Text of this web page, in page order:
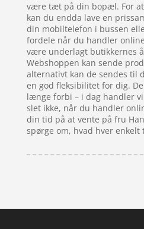
være tæt på din bopæl. For
kan du endda lave en
din mobiltelefon i bussen
fordele når du handler
være underlagt butikkernes
Webshoppen kan sende
alternativt kan de sendes til
en god fleksibilitet for dig.
længe forbi – i dag handler
slet ikke, når du handler
din tid på at vente på fru
spørge om, hvad hver enkelt